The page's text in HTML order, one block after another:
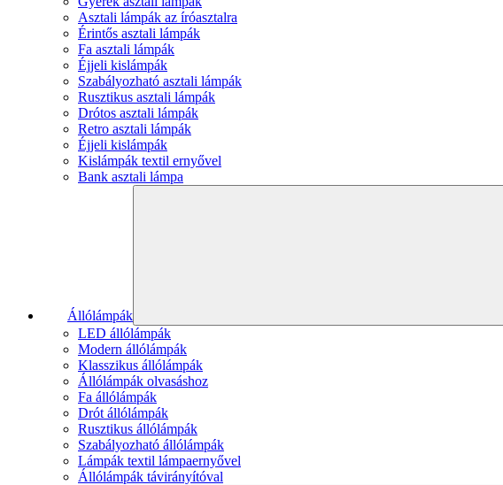
Asztali lámpák az íróasztalra
Érintős asztali lámpák
Fa asztali lámpák
Éjjeli kislámpák
Szabályozható asztali lámpák
Rusztikus asztali lámpák
Drótos asztali lámpák
Retro asztali lámpák
Éjjeli kislámpák
Kislámpák textil ernyővel
Bank asztali lámpa
Állólámpák
LED állólámpák
Modern állólámpák
Klasszikus állólámpák
Állólámpák olvasáshoz
Fa állólámpák
Drót állólámpák
Rusztikus állólámpák
Szabályozható állólámpák
Lámpák textil lámpaernyővel
Állólámpák távirányítóval